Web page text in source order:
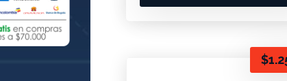
$